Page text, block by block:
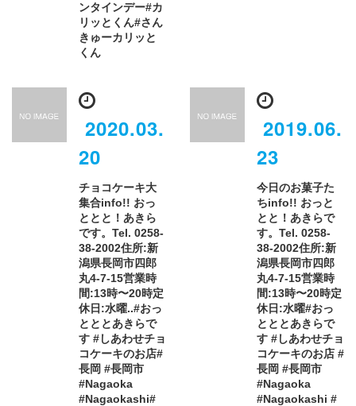
ンタインデー#カ
リッとくん#さん
きゅーカリッと
くん
2020.03.
20
チョコケーキ大
集合info!! おっ
ととと！あきら
です。Tel. 0258-
38-2002住所:新
潟県長岡市四郎
丸4-7-15営業時
間:13時〜20時定
休日:水曜..#おっ
とととあきらで
す #しあわせチョ
コケーキのお店#
長岡 #長岡市
#Nagaoka
#Nagaokashi#
2019.06.
23
今日のお菓子た
ち️info!! おっと
とと！あきらで
す。Tel. 0258-
38-2002住所:新
潟県長岡市四郎
丸4-7-15営業時
間:13時〜20時定
休日:水曜#おっ
とととあきらで
す #しあわせチョ
コケーキのお店 #
長岡 #長岡市
#Nagaoka
#Nagaokashi #